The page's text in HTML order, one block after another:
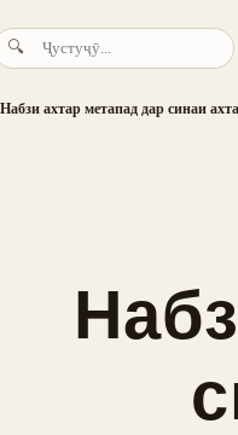
🔍
Набзи ахтар метапад дар синаи